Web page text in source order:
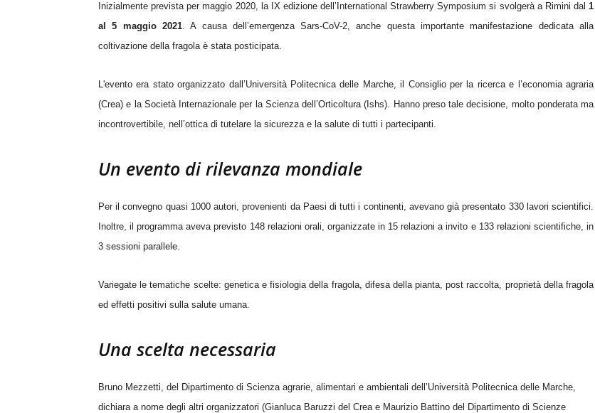
Inizialmente prevista per maggio 2020, la IX edizione dell’International Strawberry Symposium si svolgerà a Rimini dal 1
al 5 maggio 2021. A causa dell’emergenza Sars-CoV-2, anche questa importante manifestazione dedicata alla
coltivazione della fragola è stata posticipata.
L'evento era stato organizzato dall’Università Politecnica delle Marche, il Consiglio per la ricerca e l’economia agraria
(Crea) e la Società Internazionale per la Scienza dell’Orticoltura (Ishs). Hanno preso tale decisione, molto ponderata ma
incontrovertibile, nell’ottica di tutelare la sicurezza e la salute di tutti i partecipanti.
Un evento di rilevanza mondiale
Per il convegno quasi 1000 autori, provenienti da Paesi di tutti i continenti, avevano già presentato 330 lavori scientifici.
Inoltre, il programma aveva previsto 148 relazioni orali, organizzate in 15 relazioni a invito e 133 relazioni scientifiche, in
3 sessioni parallele.
Variegate le tematiche scelte: genetica e fisiologia della fragola, difesa della pianta, post raccolta, proprietà della fragola
ed effetti positivi sulla salute umana.
Una scelta necessaria
Bruno Mezzetti, del Dipartimento di Scienza agrarie, alimentari e ambientali dell’Università Politecnica delle Marche,
dichiara a nome degli altri organizzatori (Gianluca Baruzzi del Crea e Maurizio Battino del Dipartimento di Scienze